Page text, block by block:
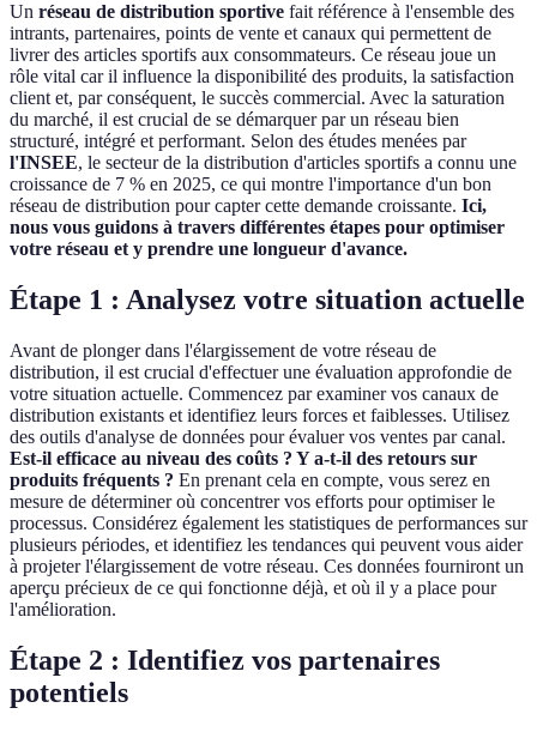
Un réseau de distribution sportive fait référence à l'ensemble des
intrants, partenaires, points de vente et canaux qui permettent de
livrer des articles sportifs aux consommateurs. Ce réseau joue un
rôle vital car il influence la disponibilité des produits, la satisfaction
client et, par conséquent, le succès commercial. Avec la saturation
du marché, il est crucial de se démarquer par un réseau bien
structuré, intégré et performant. Selon des études menées par
l'INSEE, le secteur de la distribution d'articles sportifs a connu une
croissance de 7 % en 2025, ce qui montre l'importance d'un bon
réseau de distribution pour capter cette demande croissante. Ici,
nous vous guidons à travers différentes étapes pour optimiser
votre réseau et y prendre une longueur d'avance.
Étape 1 : Analysez votre situation actuelle
Avant de plonger dans l'élargissement de votre réseau de
distribution, il est crucial d'effectuer une évaluation approfondie de
votre situation actuelle. Commencez par examiner vos canaux de
distribution existants et identifiez leurs forces et faiblesses. Utilisez
des outils d'analyse de données pour évaluer vos ventes par canal.
Est-il efficace au niveau des coûts ? Y a-t-il des retours sur
produits fréquents ? En prenant cela en compte, vous serez en
mesure de déterminer où concentrer vos efforts pour optimiser le
processus. Considérez également les statistiques de performances sur
plusieurs périodes, et identifiez les tendances qui peuvent vous aider
à projeter l'élargissement de votre réseau. Ces données fourniront un
aperçu précieux de ce qui fonctionne déjà, et où il y a place pour
l'amélioration.
Étape 2 : Identifiez vos partenaires
potentiels